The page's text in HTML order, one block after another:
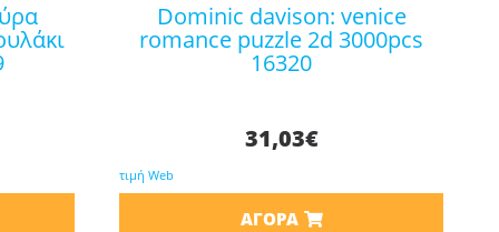
dominic davison: venice
romance puzzle 2d 3000pcs
16320
31,03€
τιμή Web
ΑΓΟΡΆ